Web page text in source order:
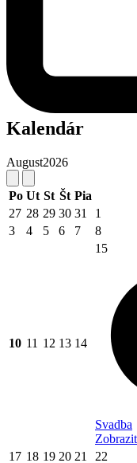
Kalendár
August2026
Po Ut St Št Pia
27 28 29 30 31 1
3
4 5 6 7 8
10 11 12 13 14
15
Svadba
17 18 19 20 21 22